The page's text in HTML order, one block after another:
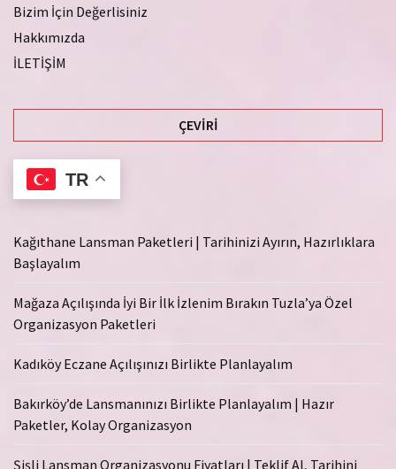
Bizim İçin Değerlisiniz
Hakkımızda
İLETİŞİM
ÇEVIRI
TR
Kağıthane Lansman Paketleri | Tarihinizi Ayırın, Hazırlıklara
Başlayalım
Mağaza Açılışında İyi Bir İlk İzlenim Bırakın Tuzla’ya Özel
Organizasyon Paketleri
Kadıköy Eczane Açılışınızı Birlikte Planlayalım
Bakırköy’de Lansmanınızı Birlikte Planlayalım | Hazır
Paketler, Kolay Organizasyon
Şişli Lansman Organizasyonu Fiyatları | Teklif Al, Tarihini